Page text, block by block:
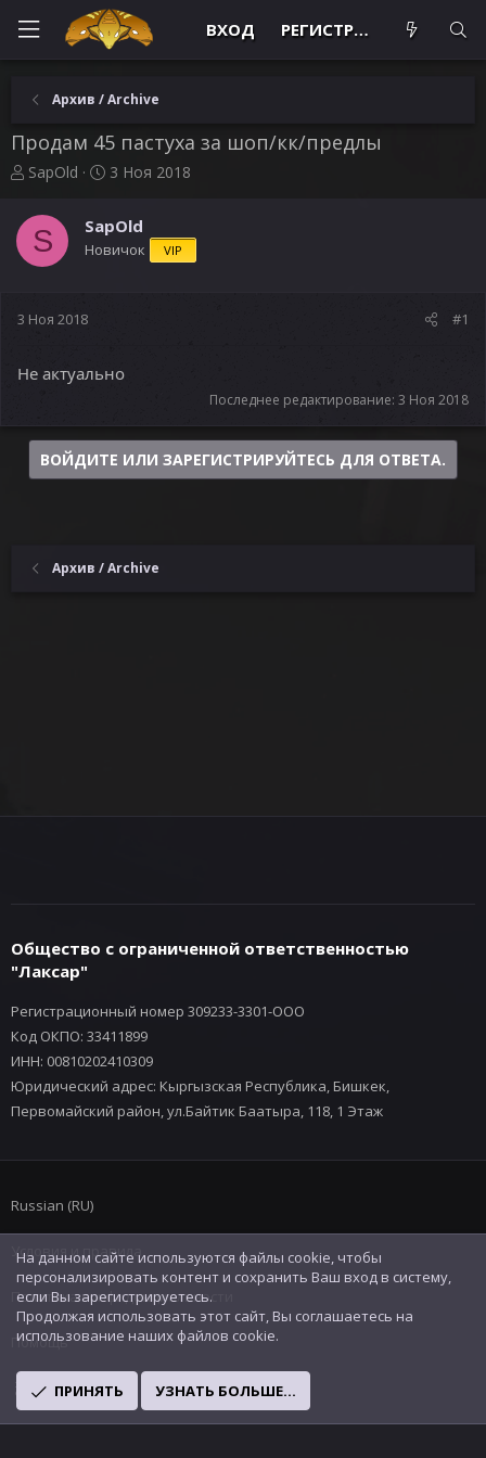
ВХОД РЕГИСТРАЦИЯ
Архив / Archive
Продам 45 пастуха за шоп/кк/предлы
А
т
о
р
м
SapOld
Д
а
н
3 Ноя 2018
S SapOld
Новичок VIP
3 Ноя 2018 #1
Не актуально
Последнее редактирование: 3 Ноя 2018
ВОЙДИТЕ ИЛИ ЗАРЕГИСТРИРУЙТЕСЬ ДЛЯ ОТВЕТА.
Архив / Archive
Общество с ограниченной ответственностью
"Лаксар"
Регистрационный номер 309233-3301-ООО
Код ОКПО: 33411899
ИНН: 00810202410309
Юридический адрес: Кыргызская Республика, Бишкек,
Первомайский район, ул.Байтик Баатыра, 118, 1 Этаж
Russian (RU)
Условия и правила
Политика конфиденциальности
Помощь
R
S
На данном сайте используются файлы cookie, чтобы
персонализировать контент и сохранить Ваш вход в систему,
если Вы зарегистрируетесь.
Продолжая использовать этот сайт, Вы соглашаетесь на
использование наших файлов cookie.
ПРИНЯТЬ УЗНАТЬ БОЛЬШЕ...